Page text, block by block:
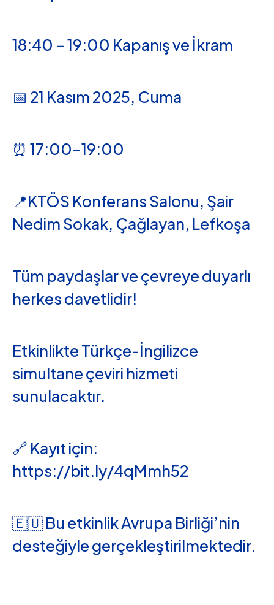
18:40 – 19:00 Kapanış ve İkram
📅 21 Kasım 2025, Cuma
⏰ 17:00–19:00
📍KTÖS Konferans Salonu, Şair
Nedim Sokak, Çağlayan, Lefkoşa
Tüm paydaşlar ve çevreye duyarlı
herkes davetlidir!
Etkinlikte Türkçe-İngilizce
simultane çeviri hizmeti
sunulacaktır.
🔗 Kayıt için:
https://bit.ly/4qMmh52
🇪🇺 Bu etkinlik Avrupa Birliği’nin
desteğiyle gerçekleştirilmektedir.